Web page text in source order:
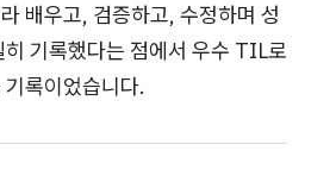
배우고, 검증하고, 수정하며 성
기록했다는 점에서 우수 TIL로
록이었습니다.